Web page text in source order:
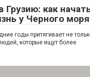
Грузию: как
у Черного моря
годы притягивает не
которые ищут более